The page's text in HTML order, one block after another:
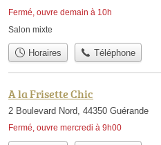
Fermé, ouvre demain à 10h
Salon mixte
Horaires Téléphone
A la Frisette Chic
2 Boulevard Nord, 44350 Guérande
Fermé, ouvre mercredi à 9h00